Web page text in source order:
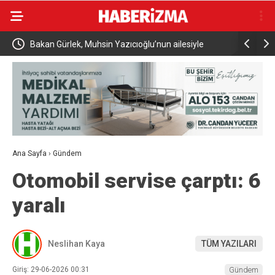
AK Parti Kars İl Başkanı Muammer Sancar: “25 yıldır
milletimizin emanetini taşıyoruz”
İletişim
Ana Sayfa › Gündem
Otomobil servise çarptı: 6
yaralı
Neslihan Kaya TÜM YAZILARI
Giriş: 29-06-2026 00:31
Gündem